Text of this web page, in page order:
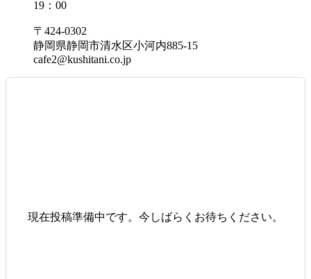
19：00
〒424-0302
静岡県静岡市清水区小河内885-15
cafe2@kushitani.co.jp
現在投稿準備中です。今しばらくお待ちください。